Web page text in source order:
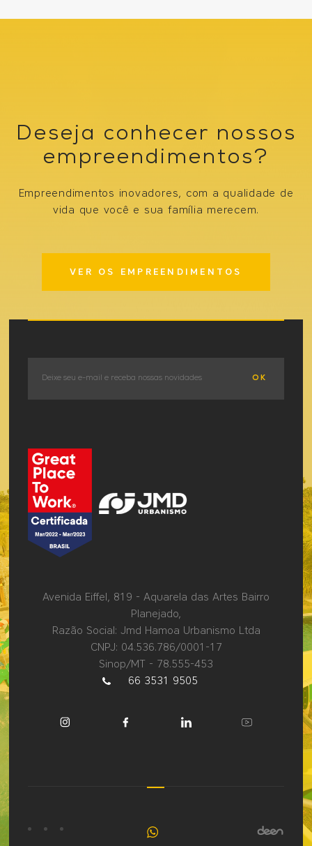
Deseja conhecer nossos
empreendimentos?
Empreendimentos inovadores, com a qualidade de
vida que você e sua família merecem.
VER OS EMPREENDIMENTOS
OK
Avenida Eiffel, 819 - Aquarela das Artes Bairro
Planejado,
Razão Social: Jmd Hamoa Urbanismo Ltda
CNPJ: 04.536.786/0001-17
Sinop/MT - 78.555-453
66 3531 9505